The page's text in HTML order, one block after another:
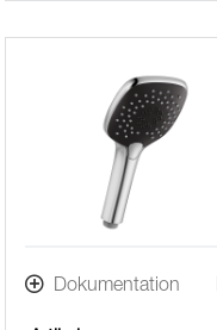
Dokumentation